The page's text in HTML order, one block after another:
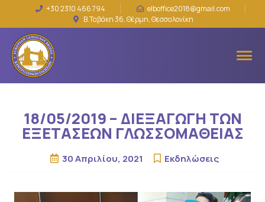
+30 2310 466 794
elboffice2018@gmail.com
Β.Ταβάκη 36, Θέρμη, Θεσσαλονίκη
18/05/2019 – ΔΙΕΞΑΓΩΓΗ ΤΩΝ
ΕΞΕΤΑΣΕΩΝ ΓΛΩΣΣΟΜΑΘΕΙΑΣ
30 Απριλίου, 2021 Εκδηλώσεις